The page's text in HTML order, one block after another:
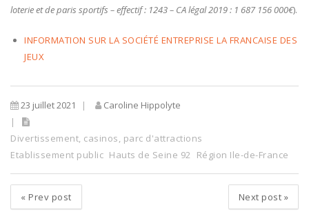
loterie et de paris sportifs – effectif : 1243 – CA légal 2019 : 1 687 156 000€).
INFORMATION SUR LA SOCIÉTÉ ENTREPRISE LA FRANCAISE DES
JEUX
23 juillet 2021 Caroline Hippolyte
Divertissement, casinos, parc d'attractions
Etablissement public Hauts de Seine 92 Région Ile-de-France
« Prev post Next post »